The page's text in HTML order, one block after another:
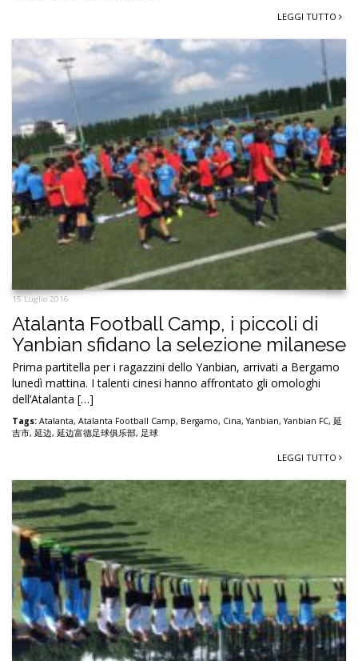
LEGGI TUTTO
15 Luglio 2016
Atalanta Football Camp, i piccoli di
Yanbian sfidano la selezione milanese
Prima partitella per i ragazzini dello Yanbian, arrivati a Bergamo
lunedì mattina. I talenti cinesi hanno affrontato gli omologhi
dell’Atalanta […]
Tags: Atalanta, Atalanta Football Camp, Bergamo, Cina,Yanbian,Yanbian FC, 延
吉市, 延边, 延边富德足球俱乐部, 足球
LEGGI TUTTO